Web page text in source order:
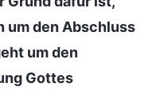
um den Abschluss
um den
Gottes